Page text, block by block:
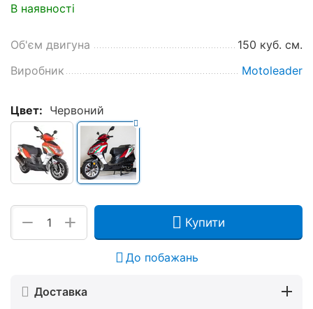
В наявності
Об'єм двигуна
150 куб. см.
Виробник
Motoleader
Цвет: Червоний
+
− Купити
До побажань
Доставка